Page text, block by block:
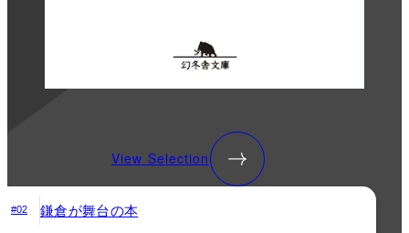
View Selection
#02 鎌倉が舞台の本